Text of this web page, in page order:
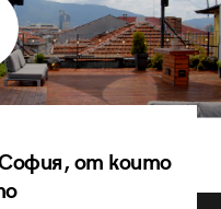
София, от които